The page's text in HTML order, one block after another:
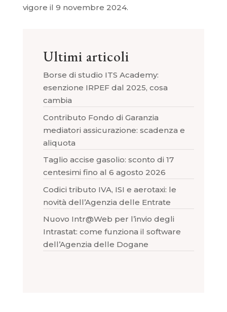
vigore il 9 novembre 2024.
Ultimi articoli
Borse di studio ITS Academy:
esenzione IRPEF dal 2025, cosa
cambia
Contributo Fondo di Garanzia
mediatori assicurazione: scadenza e
aliquota
Taglio accise gasolio: sconto di 17
centesimi fino al 6 agosto 2026
Codici tributo IVA, ISI e aerotaxi: le
novità dell’Agenzia delle Entrate
Nuovo Intr@Web per l’invio degli
Intrastat: come funziona il software
dell’Agenzia delle Dogane